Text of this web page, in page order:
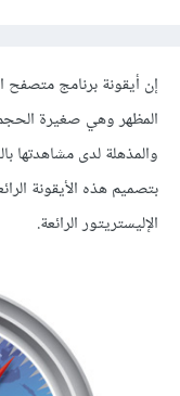
إن أيقونة برنامج
المظهر وهي صغيرة الحجم
والمذهلة لدى مشاهدتها
بتصميم هذه الأيقونة
الإليستريتور الرائعة.